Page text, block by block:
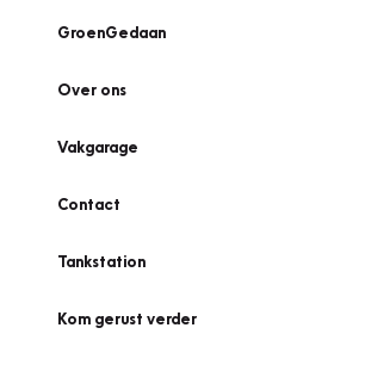
GroenGedaan
Over ons
Vakgarage
Contact
Tankstation
Kom gerust verder